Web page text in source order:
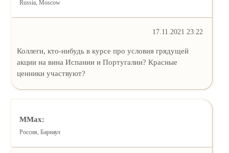
Russia, Moscow
17.11.2021 23:22
Коллеги, кто-нибудь в курсе про условия грядущей
акции на вина Испании и Португалии? Красные
ценники участвуют?
MMax:
Россия, Барнаул